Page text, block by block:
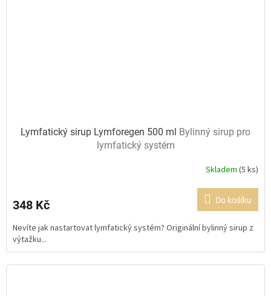
Lymfatický sirup Lymforegen 500 ml Bylinný sirup pro
lymfatický systém
je
z
5
hvězdiček.
Skladem(5 ks)
348 Kč Do košíku
Nevíte jak nastartovat lymfatický systém? Originální bylinný sirup z
výtažku...